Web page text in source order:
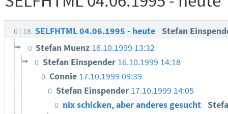
0 18 SELFHTML 04.06.1995 - heute Stefan
0 Stefan Muenz 16.10.1999 13:32
0 Stefan Einspender 16.10.1999 14:18
0 Connie 17.10.1999 09:39
0 Stefan Einspender 17.10.1999 14:05
0 nix schicken, aber anderes gesucht